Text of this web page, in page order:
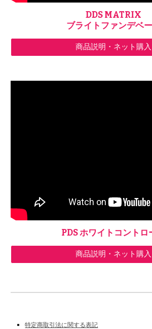
DDS MATRIX
ブライトファンデベ
商品説明・ネット購入
PDS ホワイトコントロ
商品説明・ネット購入
特定商取引法に関する表記